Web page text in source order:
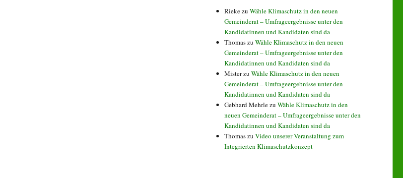
RiekezuWähle Klimaschutz in den neuen
Gemeinderat – Umfrageergebnisse unter den
Kandidatinnen und Kandidaten sind da
ThomaszuWähle Klimaschutz in den neuen
Gemeinderat – Umfrageergebnisse unter den
Kandidatinnen und Kandidaten sind da
MisterzuWähle Klimaschutz in den neuen
Gemeinderat – Umfrageergebnisse unter den
Kandidatinnen und Kandidaten sind da
Gebhard MehrlezuWähle Klimaschutz in den
neuen Gemeinderat – Umfrageergebnisse unter den
Kandidatinnen und Kandidaten sind da
ThomaszuVideo unserer Veranstaltung zum
Integrierten Klimaschutzkonzept